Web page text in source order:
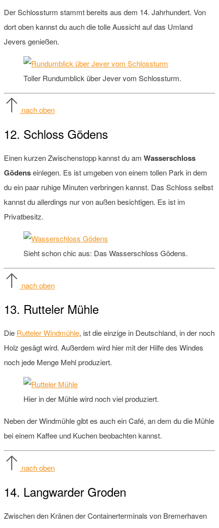
Der Schlossturm stammt bereits aus dem 14. Jahrhundert. Von
dort oben kannst du auch die tolle Aussicht auf das Umland
Jevers genießen.
Toller Rundumblick über Jever vom Schlossturm.
nach oben
12. Schloss Gödens
Einen kurzen Zwischenstopp kannst du am Wasserschloss
Gödenseinlegen. Es ist umgeben von einem tollen Park in dem
du ein paar ruhige Minuten verbringen kannst. Das Schloss selbst
kannst du allerdings nur von außen besichtigen. Es ist im
Privatbesitz.
Sieht schon chic aus: Das Wasserschloss Gödens.
nach oben
13. Rutteler Mühle
Die Rutteler Windmühle, ist die einzige in Deutschland, in der noch
Holz gesägt wird. Außerdem wird hier mit der Hilfe des Windes
noch jede Menge Mehl produziert.
Hier in der Mühle wird noch viel produziert.
Neben der Windmühle gibt es auch ein Café, an dem du die Mühle
bei einem Kaffee und Kuchen beobachten kannst.
nach oben
14. Langwarder Groden
Zwischen den Kränen der Containerterminals von Bremerhaven